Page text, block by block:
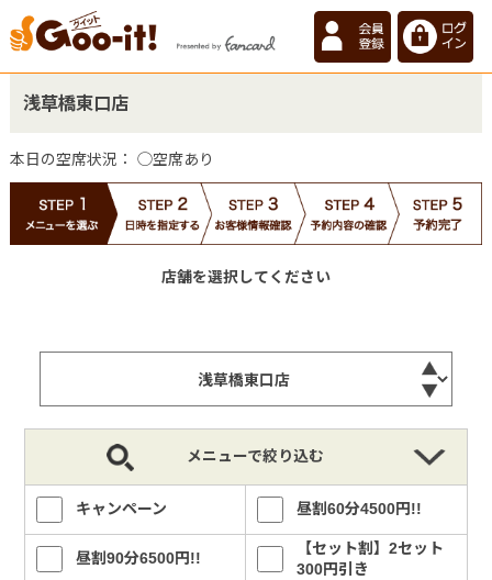
浅草橋東口店
本日の空席状況： ◯空席あり
店舗を選択してください
メニューで絞り込む
キャンペーン 昼割60分4500円!!
昼割90分6500円!!
【セット割】2セット
300円引き